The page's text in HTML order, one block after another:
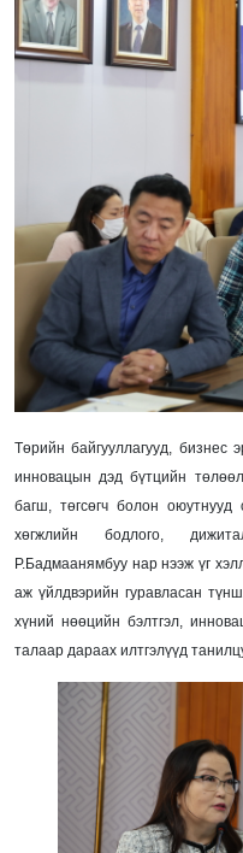
Төрийн байгууллагууд, бизнес
инновацын дэд бүтцийн
багш, төгсөгч болон
хөгжлийн бодлого,
Р.Бадмаанямбуу нар нээж үг
аж үйлдвэрийн гуравласан
хүний нөөцийн бэлтгэл,
талаар дараах илтгэлүүд